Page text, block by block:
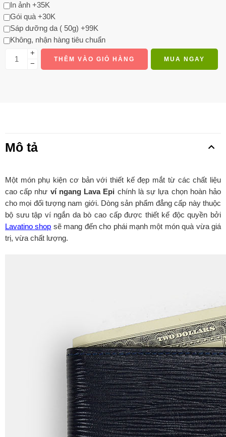
In ảnh +35K
Gói quà +30K
Sáp dưỡng da ( 50g) +99K
Không, nhận hàng tiêu chuẩn
+
−
THÊM VÀO GIỎ HÀNG MUA NGAY
Mô tả
Một món phụ kiện cơ bản với thiết kế đẹp mắt từ các chất liệu
cao cấp như ví ngang Lava Epi chính là sự lựa chọn hoàn hảo
cho mọi đối tượng nam giới. Dòng sản phẩm đẳng cấp này thuộc
bộ sưu tập ví ngắn da bò cao cấp được thiết kế độc quyền bởi
Lavatino shop sẽ mang đến cho phái mạnh một món quà vừa giá
trị, vừa chất lượng.